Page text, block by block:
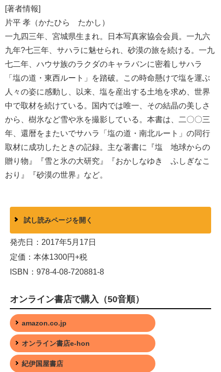
[著者情報]
片平 孝（かたひら たかし）
一九四三年、宮城県生まれ。日本写真家協会会員。一九六
九年?七三年、サハラに魅せられ、砂漠の旅を続ける。一九
七二年、ハウサ族のラクダのキャラバンに密着しサハラ
「塩の道・東西ルート」を踏破。この時命懸けで塩を運ぶ
人々の姿に感動し、以来、塩を産出する土地を求め、世界
中で取材を続けている。国内では唯一、その結晶の美しさ
から、樹氷など雪や氷を撮影している。本書は、二〇〇三
年、還暦をまたいでサハラ「塩の道・南北ルート」の同行
取材に成功したときの記録。主な著書に『塩 地球からの
贈り物』『雪と氷の大研究』『おかしなゆき ふしぎなこ
おり』『砂漠の世界』など。
試し読みページを開く
発売日：2017年5月17日
定価：本体1300円+税
ISBN：978-4-08-720881-8
オンライン書店で購入（50音順）
amazon.co.jp
オンライン書店e-hon
紀伊国屋書店